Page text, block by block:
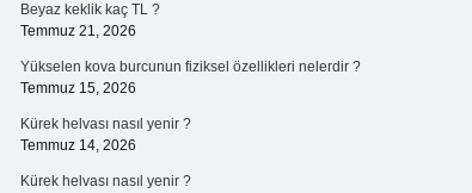
Beyaz keklik kaç TL ?
Temmuz 21, 2026
Yükselen kova burcunun fiziksel özellikleri nelerdir ?
Temmuz 15, 2026
Kürek helvası nasıl yenir ?
Temmuz 14, 2026
Kürek helvası nasıl yenir ?